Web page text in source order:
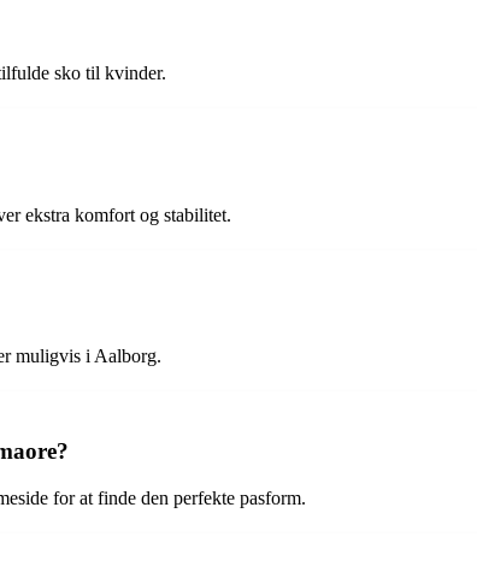
sko til kvinder.
ekstra komfort og stabilitet.
muligvis i Aalborg.
for at finde den perfekte pasform.